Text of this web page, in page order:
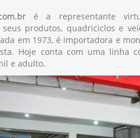
é a representante
seus produtos, quadriciclos e
em 1973, é importadora e
Hoje conta com uma linha
e adulto.